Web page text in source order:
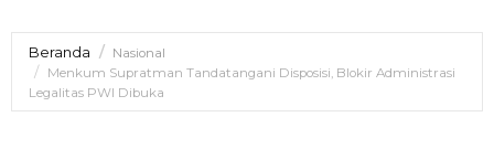
Beranda
Nasional
Menkum Supratman Tandatangani Disposisi, Blokir Administrasi
Legalitas PWI Dibuka